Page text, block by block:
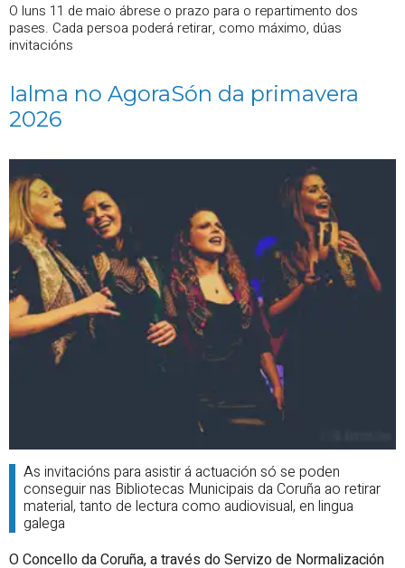
O luns 11 de maio ábrese o prazo para o repartimento dos
pases. Cada persoa poderá retirar, como máximo, dúas
invitacións
Ialma no AgoraSón da primavera
2026
As invitacións para asistir á actuación só se poden
conseguir nas Bibliotecas Municipais da Coruña ao retirar
material, tanto de lectura como audiovisual, en lingua
galega
O Concello da Coruña, a través do Servizo de Normalización